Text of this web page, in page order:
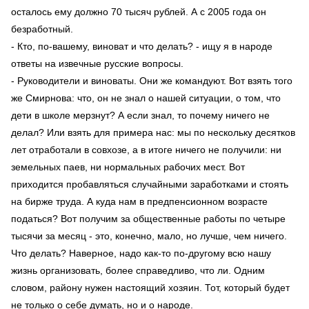
осталось ему должно 70 тысяч рублей. А с 2005 года он
безработный.
- Кто, по-вашему, виноват и что делать? - ищу я в народе
ответы на извечные русские вопросы.
- Руководители и виноваты. Они же командуют. Вот взять того
же Смирнова: что, он не знал о нашей ситуации, о том, что
дети в школе мерзнут? А если знал, то почему ничего не
делал? Или взять для примера нас: мы по нескольку десятков
лет отработали в совхозе, а в итоге ничего не получили: ни
земельных паев, ни нормальных рабочих мест. Вот
приходится пробавляться случайными заработками и стоять
на бирже труда. А куда нам в предпенсионном возрасте
податься? Вот получим за общественные работы по четыре
тысячи за месяц - это, конечно, мало, но лучше, чем ничего.
Что делать? Наверное, надо как-то по-другому всю нашу
жизнь организовать, более справедливо, что ли. Одним
словом, району нужен настоящий хозяин. Тот, который будет
не только о себе думать, но и о народе.